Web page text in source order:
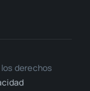
los derechos